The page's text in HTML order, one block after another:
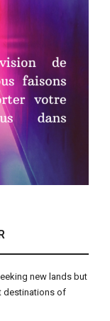
new lands but
destinations of